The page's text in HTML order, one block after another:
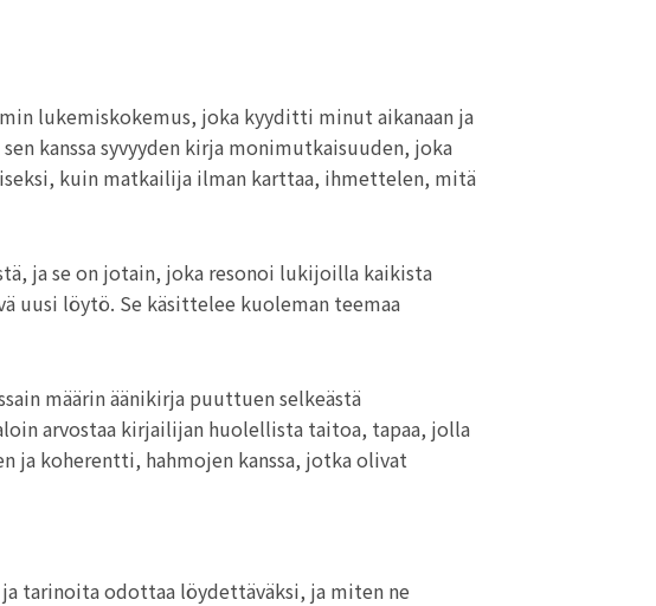
lukemiskokemus, joka kyyditti minut aikanaan ja
kanssa syvyyden kirja monimutkaisuuden, joka
kuin matkailija ilman karttaa, ihmettelen, mitä
ja se on jotain, joka resonoi lukijoilla kaikista
uusi löytö. Se käsittelee kuoleman teemaa
määrin äänikirja puuttuen selkeästä
arvostaa kirjailijan huolellista taitoa, tapaa, jolla
ja koherentti, hahmojen kanssa, jotka olivat
tarinoita odottaa löydettäväksi, ja miten ne